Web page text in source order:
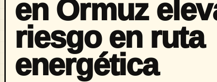
en Ormuz
riesgo en ruta
energética